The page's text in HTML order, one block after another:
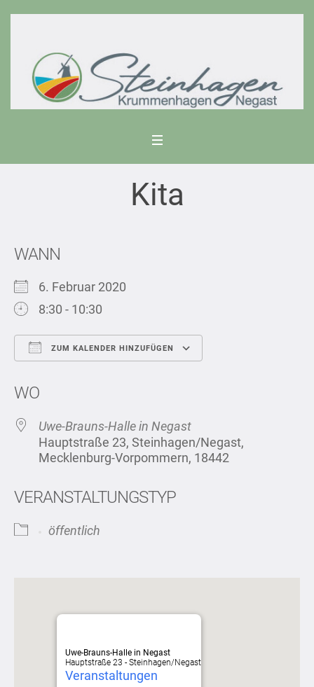
Kita
WANN
6. Februar 2020
8:30 - 10:30
ZUM KALENDER HINZUFÜGEN
WO
Uwe-Brauns-Halle in Negast
Hauptstraße 23, Steinhagen/Negast,
Mecklenburg-Vorpommern, 18442
VERANSTALTUNGSTYP
öffentlich
Uwe-Brauns-Halle in Negast
Hauptstraße 23 - Steinhagen/Negast
Veranstaltungen